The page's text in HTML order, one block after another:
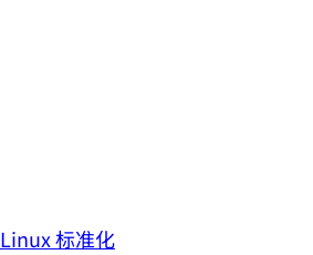
Linux 标准化